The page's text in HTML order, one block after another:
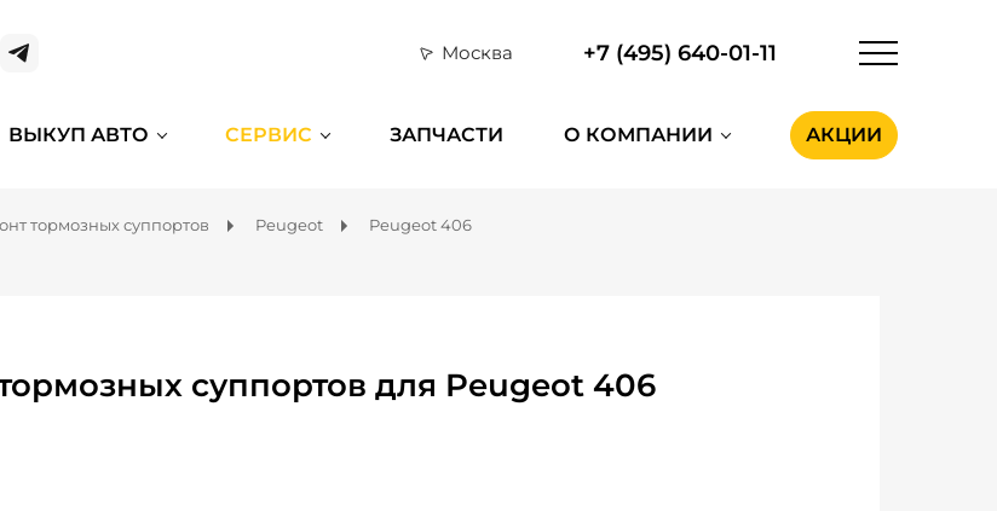
Москва +7 (495) 640-01-11
ВЫКУП АВТО СЕРВИС ЗАПЧАСТИ О КОМПАНИИ АКЦИИ
тормозных суппортов Peugeot Peugeot 406
суппортов для Peugeot 406